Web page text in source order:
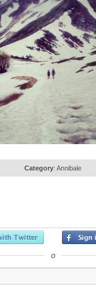
Category: Annibale
o